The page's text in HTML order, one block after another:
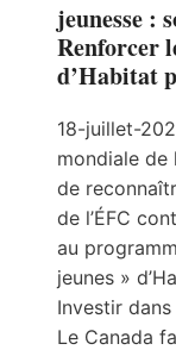
jeunesse :
Renforcer
d’Habitat
18-juillet-
mondiale de
de
de l’ÉFC
au
jeunes »
Investir
Le Canada